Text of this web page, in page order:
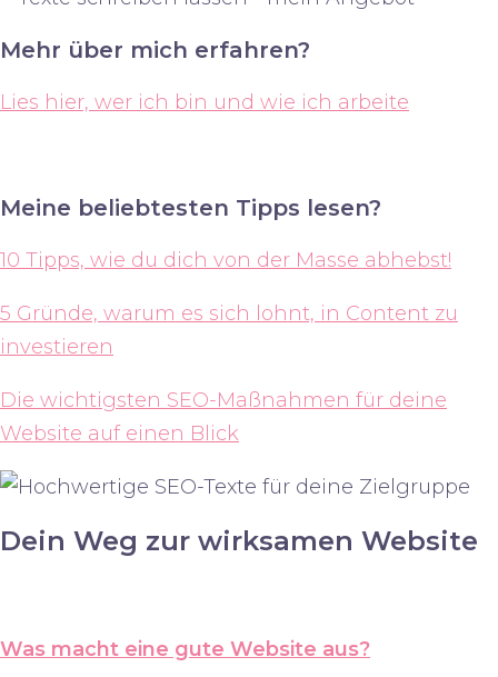
Mehr über mich erfahren?
Lies hier, wer ich bin und wie ich arbeite
Meine beliebtesten Tipps lesen?
10 Tipps, wie du dich von der Masse abhebst!
5 Gründe, warum es sich lohnt, in Content zu
investieren
Die wichtigsten SEO-Maßnahmen für deine
Website auf einen Blick
Dein Weg zur wirksamen Website
Was macht eine gute Website aus?